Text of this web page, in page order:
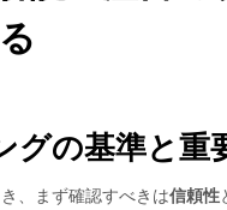
グの基準と重
、まず確認すべきは信頼性